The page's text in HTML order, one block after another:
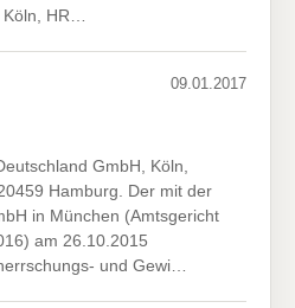
HR…
09.01.2017
GmbH, Köln,
Hamburg. Der mit der
in München (Amtsgericht
am 26.10.2015
und Gewi…